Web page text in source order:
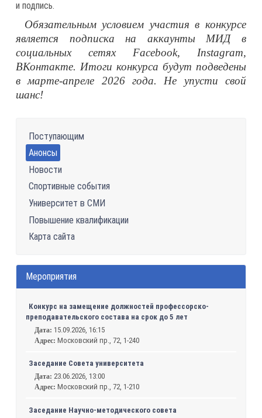
и подпись.
Обязательным условием участия в конкурсе
является подписка на аккаунты МИД в
социальных сетях Facebook, Instagram,
ВКонтакте. Итоги конкурса будут подведены
в марте-апреле 2026 года. Не упусти свой
шанс!
Поступающим
Анонсы
Новости
Спортивные события
Университет в СМИ
Повышение квалификации
Карта сайта
Мероприятия
Конкурс на замещение должностей профессорско-
преподавательского состава на срок до 5 лет
Дата: 15.09.2026, 16:15
Адрес: Московский пр., 72, 1-240
Заседание Совета университета
Дата: 23.06.2026, 13:00
Адрес: Московский пр., 72, 1-210
Заседание Научно-методического совета